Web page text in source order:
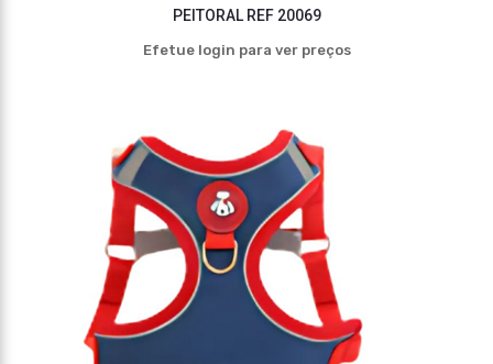
PEITORAL REF 20069
Efetue login para ver preços